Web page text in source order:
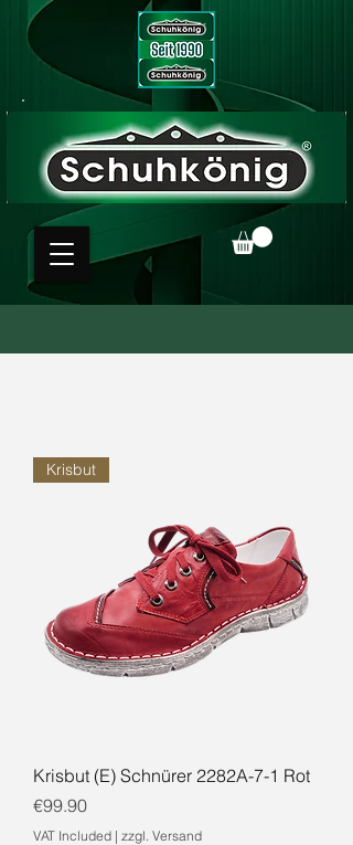
Krisbut
Krisbut (E) Schnürer 2282A-7-1 Rot
Price
€99.90
VAT Included | zzgl. Versand